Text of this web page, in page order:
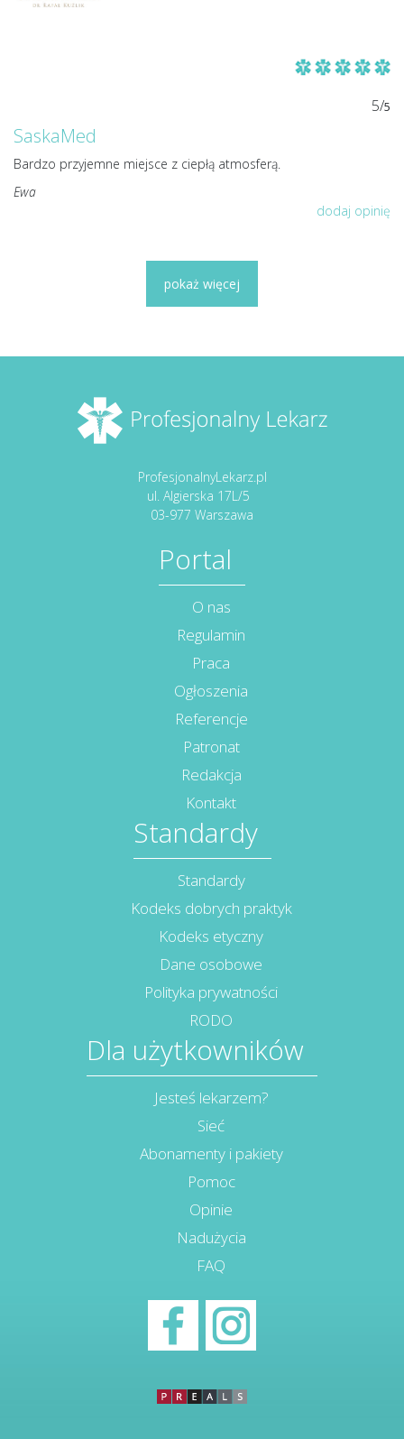
5/5
SaskaMed
Bardzo przyjemne miejsce z ciepłą atmosferą.
Ewa
dodaj opinię
pokaż więcej
ProfesjonalnyLekarz.pl
ul. Algierska 17L/5
03-977 Warszawa
Portal
O nas
Regulamin
Praca
Ogłoszenia
Referencje
Patronat
Redakcja
Kontakt
Standardy
Standardy
Kodeks dobrych praktyk
Kodeks etyczny
Dane osobowe
Polityka prywatności
RODO
Dla użytkowników
Jesteś lekarzem?
Sieć
Abonamenty i pakiety
Pomoc
Opinie
Nadużycia
FAQ